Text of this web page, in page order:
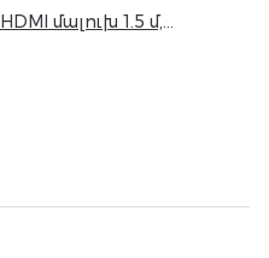
մալուխ 1.5 մ,
DP-ից HDMI